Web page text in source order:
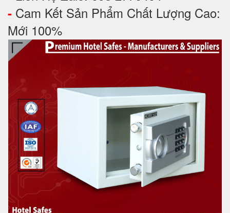
- Cam Kết Sản Phẩm Chất Lượng Cao:
Mới 100%